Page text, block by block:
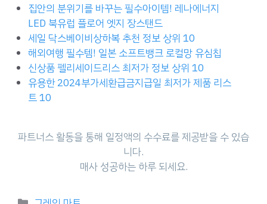
집안의 분위기를 바꾸는 필수아이템! 레나에너지
LED 북유럽 플로어 엣지 장스탠드
세일 닥스베이비상하복 추천 정보 상위 10
해외여행 필수템! 일본 소프트뱅크 로컬망 유심칩
신상품 펠리세이드리스 최저가 정보 상위 10
유용한 2024부가세환급금지급일 최저가 제품 리스
트 10
파트너스 활동을 통해 일정액의 수수료를 제공받을 수 있습
니다.
매사 성공하는 하루 되세요.